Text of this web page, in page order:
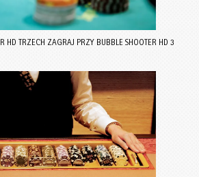
HD TRZECH ZAGRAJ PRZY BUBBLE SHOOTER HD 3